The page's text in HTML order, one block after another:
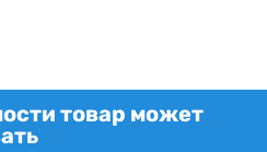
товар может